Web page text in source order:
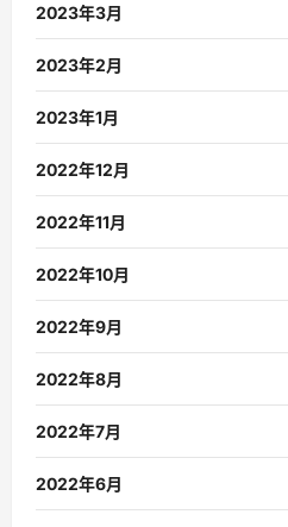
2023年3月
2023年2月
2023年1月
2022年12月
2022年11月
2022年10月
2022年9月
2022年8月
2022年7月
2022年6月